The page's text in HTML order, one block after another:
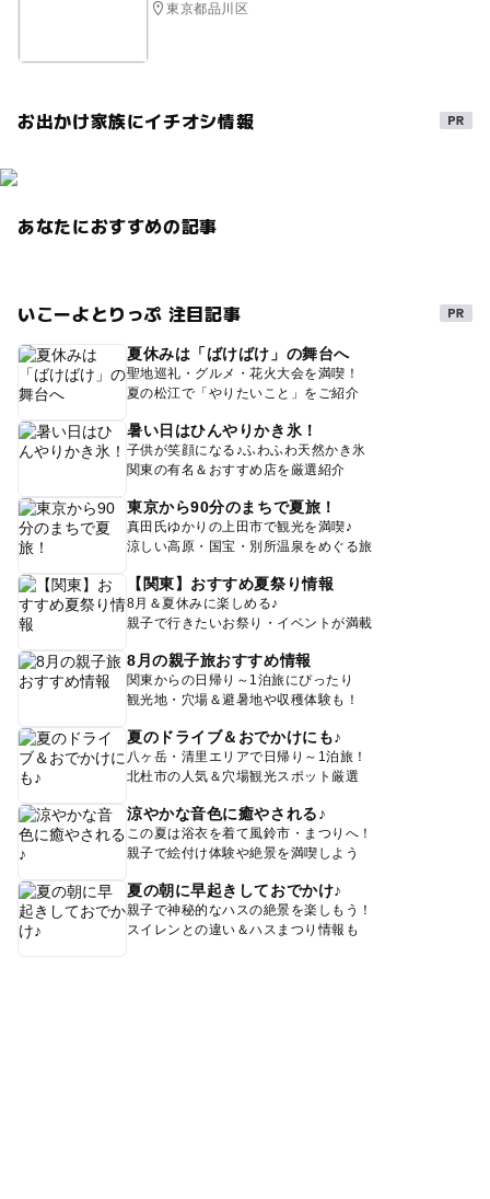
東京都品川区
お出かけ家族にイチオシ情報
あなたにおすすめの記事
いこーよとりっぷ 注目記事
夏休みは「ばけばけ」の舞台へ
聖地巡礼・グルメ・花火大会を満喫！
夏の松江で「やりたいこと」をご紹介
暑い日はひんやりかき氷！
子供が笑顔になる♪ふわふわ天然かき氷
関東の有名＆おすすめ店を厳選紹介
東京から90分のまちで夏旅！
真田氏ゆかりの上田市で観光を満喫♪
涼しい高原・国宝・別所温泉をめぐる旅
【関東】おすすめ夏祭り情報
8月＆夏休みに楽しめる♪
親子で行きたいお祭り・イベントが満載
8月の親子旅おすすめ情報
関東からの日帰り～1泊旅にぴったり
観光地・穴場＆避暑地や収穫体験も！
夏のドライブ＆おでかけにも♪
八ヶ岳・清里エリアで日帰り～1泊旅！
北杜市の人気＆穴場観光スポット厳選
涼やかな音色に癒やされる♪
この夏は浴衣を着て風鈴市・まつりへ！
親子で絵付け体験や絶景を満喫しよう
夏の朝に早起きしておでかけ♪
親子で神秘的なハスの絶景を楽しもう！
スイレンとの違い＆ハスまつり情報も